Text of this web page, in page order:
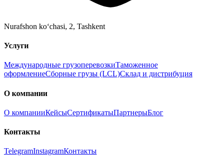
Nurafshon ko‘chasi, 2, Tashkent
Услуги
Международные грузоперевозкиТаможенное
оформлениеСборные грузы (LCL)Склад и дистрибуция
О компании
О компанииКейсыСертификатыПартнерыБлог
Контакты
TelegramInstagramКонтакты